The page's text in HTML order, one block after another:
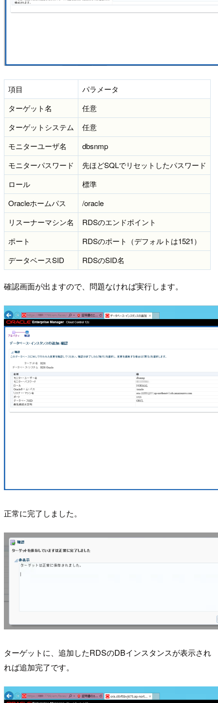
項目
パラメータ
ターゲット名
任意
ターゲットシステム
任意
モニターユーザ名
dbsnmp
モニターパスワード
先ほどSQLでリセットしたパスワード
ロール
標準
Oracleホームパス
/oracle
リスーナーマシン名
RDSのエンドポイント
ポート
RDSのポート（デフォルトは1521）
データベースSID
RDSのSID名
確認画面が出ますので、問題なければ実行します。
正常に完了しました。
ターゲットに、追加したRDSのDBインスタンスが表示され
れば追加完了です。